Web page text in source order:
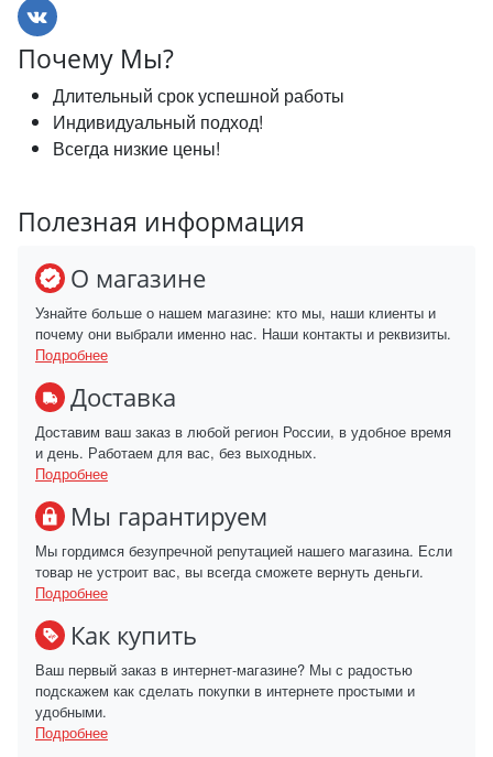
Почему Мы?
Длительный срок успешной работы
Индивидуальный подход!
Всегда низкие цены!
Полезная информация
О магазине
Узнайте больше о нашем магазине: кто мы, наши клиенты и
почему они выбрали именно нас. Наши контакты и реквизиты.
Подробнее
Доставка
Доставим ваш заказ в любой регион России, в удобное время
и день. Работаем для вас, без выходных.
Подробнее
Мы гарантируем
Мы гордимся безупречной репутацией нашего магазина. Если
товар не устроит вас, вы всегда сможете вернуть деньги.
Подробнее
Как купить
Ваш первый заказ в интернет-магазине? Мы с радостью
подскажем как сделать покупки в интернете простыми и
удобными.
Подробнее